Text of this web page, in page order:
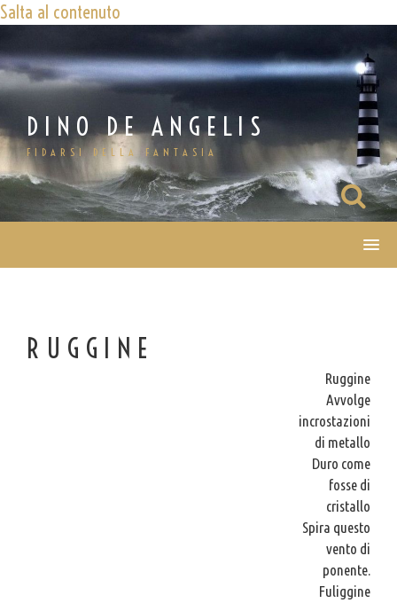
Salta al contenuto
DINO DE ANGELIS
FIDARSI DELLA FANTASIA
RUGGINE
Ruggine
Avvolge
incrostazioni
di metallo
Duro come
fosse di
cristallo
Spira questo
vento di
ponente.
Fuliggine